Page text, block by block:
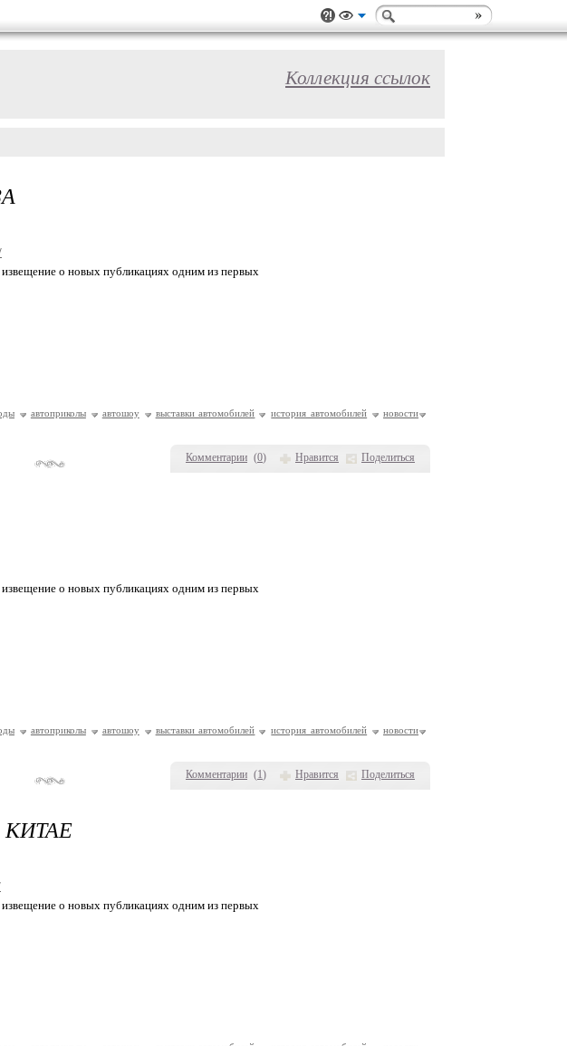
Коллекция ссылок
Комментарии (0) Нравится Поделиться
о новых публикациях одним из первых
автоприколы автошоу выставки автомобилей история автомобилей
новости
Комментарии (1) Нравится Поделиться
о новых публикациях одним из первых
автоприколы автошоу выставки автомобилей история автомобилей
новости
о новых публикациях одним из первых